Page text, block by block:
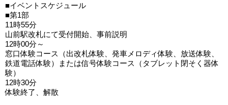
■イベントスケジュール
■第1部
11時55分
山前駅改札にて受付開始、事前説明
12時00分～
窓口体験コース（出改札体験、発車メロディ体験、放送体験、
鉄道電話体験）または信号体験コース（タブレット閉そく器体
験）
12時30分
体験終了、解散